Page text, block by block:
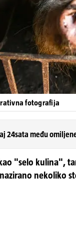
fotografija
24sata među
"selo kulina",
nekoliko